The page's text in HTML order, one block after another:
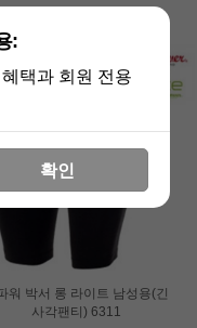
워 박서 롱 라이트 남성용(긴
사각팬티) 6311
:
택과 회원 전용
확인